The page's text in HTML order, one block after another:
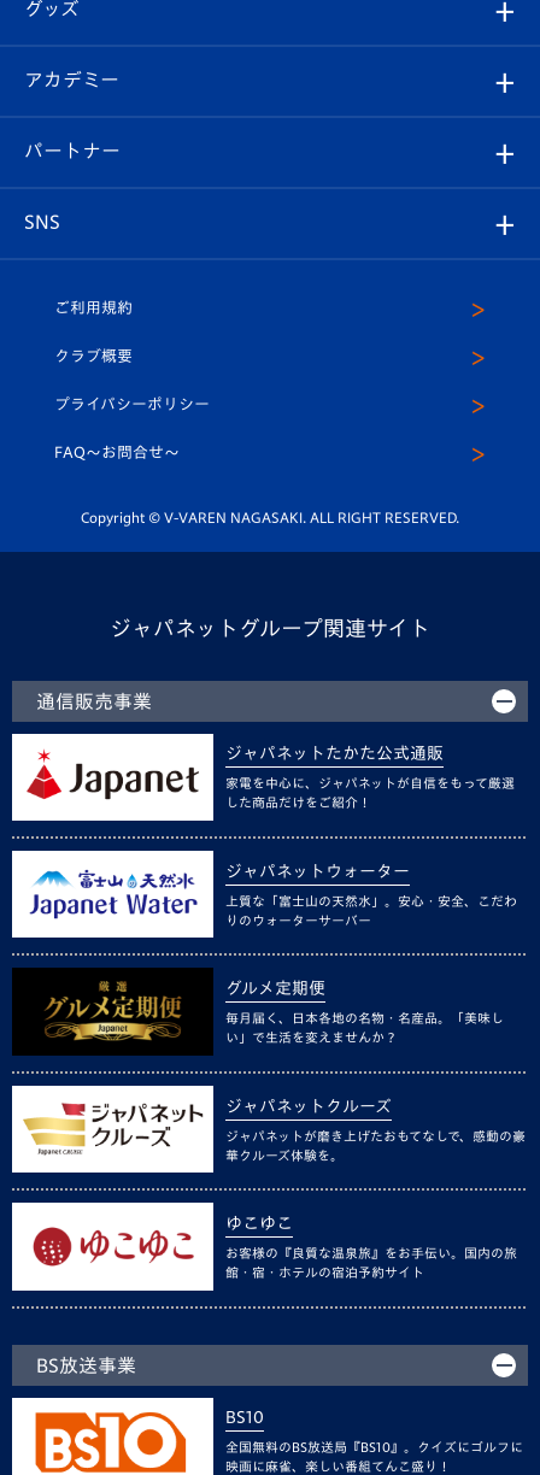
チケット
イベント
メディア
ホームタウン
スタッフプロフィール
マスコット紹介
平和祈念活動
ホームタウン活動
Revive Team
ヴィヴィくんの長崎おもてなしガイド
フォトギャラリー
スタジアムグルメ
V-LOVERS（ファンクラブ）
プレイヤーズスイート
グッズ
オンラインショップ
店舗情報
アカデミー
育成からのお知らせ
U-18
スクール
パートナー
SNS
ヴィヴィくんインスタグラム
公式LINE＠
ご利用規約
クラブ概要
プライバシーポリシー
FAQ〜お問合せ〜
Copyright © V-VAREN NAGASAKI. ALL RIGHT RESERVED.
ジャパネットグループ関連サイト
通信販売事業
ジャパネットたかた公式通販
家電を中心に、ジャパネットが自信をもって厳選
した商品だけをご紹介！
ジャパネットウォーター
上質な「富士山の天然水」。安心・安全、こだわ
りのウォーターサーバー
グルメ定期便
毎月届く、日本各地の名物・名産品。「美味し
い」で生活を変えませんか？
ジャパネットクルーズ
ジャパネットが磨き上げたおもてなしで、感動の豪
華クルーズ体験を。
ゆこゆこ
お客様の『良質な温泉旅』をお手伝い。国内の旅
館・宿・ホテルの宿泊予約サイト
BS放送事業
BS10
全国無料のBS放送局『BS10』。クイズにゴルフに
映画に麻雀、楽しい番組てんこ盛り！